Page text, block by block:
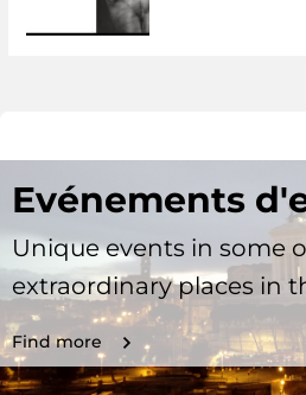
Evénements
Unique events in some
extraordinary places in
Find more